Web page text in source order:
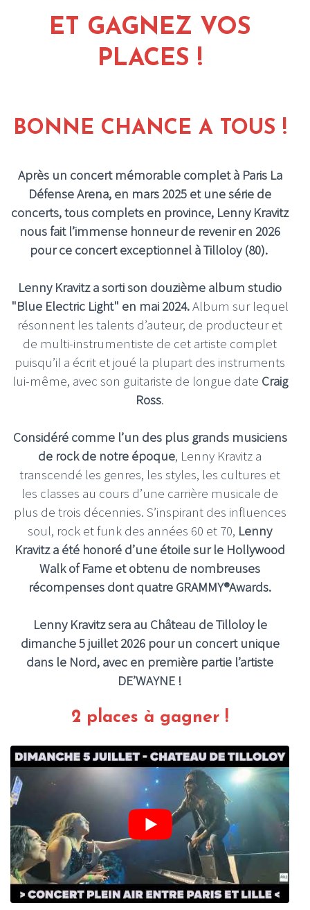
ET GAGNEZ VOS
PLACES !
BONNE CHANCE A TOUS !
Après un concert mémorable complet à Paris La
Défense Arena, en mars 2025 et une série de
concerts, tous complets en province, Lenny Kravitz
nous fait l’immense honneur de revenir en 2026
pour ce concert exceptionnel à Tilloloy (80).
Lenny Kravitz a sorti son douzième album studio
"Blue Electric Light" en mai 2024.Album sur lequel
résonnent les talents d’auteur, de producteur et
de multi-instrumentiste de cet artiste complet
puisqu’il a écrit et joué la plupart des instruments
lui-même, avec son guitariste de longue date Craig
Ross.
Considéré comme l’un des plus grands musiciens
de rock de notre époque, Lenny Kravitz a
transcendé les genres, les styles, les cultures et
les classes au cours d’une carrière musicale de
plus de trois décennies. S’inspirant des influences
soul, rock et funk des années 60 et 70, Lenny
Kravitz a été honoré d’une étoile sur le Hollywood
Walk of Fame et obtenu de nombreuses
récompenses dont quatre GRAMMY®Awards.
Lenny Kravitz sera au Château de Tilloloy le
dimanche 5 juillet 2026 pour un concert unique
dans le Nord, avec en première partie l’artiste
DE’WAYNE !
2 places à gagner !